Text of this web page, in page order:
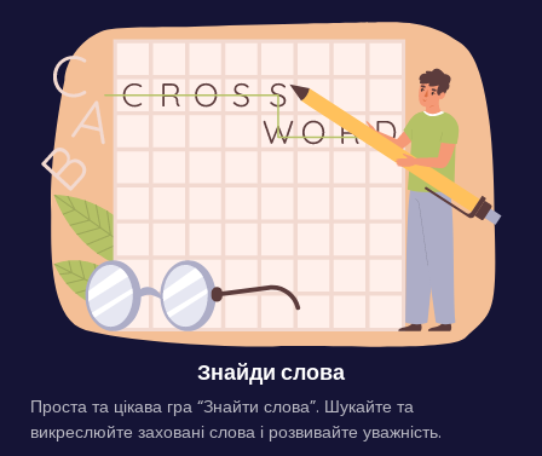
Знайди слова
Проста та цікава гра “Знайти слова”. Шукайте та
викреслюйте заховані слова і розвивайте уважність.